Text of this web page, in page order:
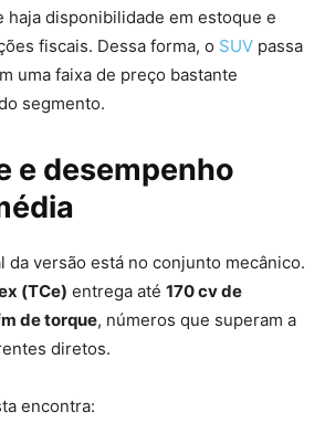
haja disponibilidade em estoque e
fiscais. Dessa forma, o SUV passa
uma faixa de preço bastante
segmento.
e desempenho
da versão está no conjunto mecânico.
(TCe) entrega até 170 cv de
de torque, números que superam a
diretos.
encontra: